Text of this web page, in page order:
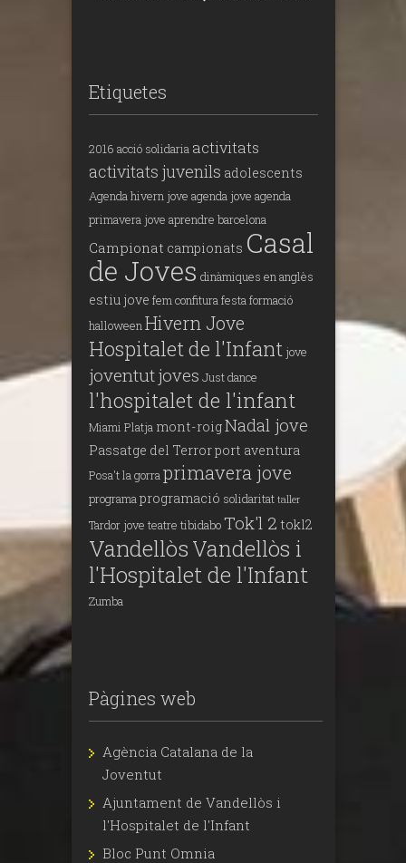
Etiquetes
2016 acció solidaria activitats
activitats juvenils adolescents
Agenda hivern jove agenda jove agenda
primavera jove aprendre barcelona
Campionat campionats Casal
de Joves dinàmiques en anglès
estiu jove fem confitura festa formació
halloween Hivern Jove
Hospitalet de l'Infant jove
joventutjoves Just dance
l'hospitalet de l'infant
Miami Platja mont-roigNadal jove
Passatge del Terrorport aventura
Posa't la gorra primavera jove
programa programació solidaritat taller
Tardor jove teatre tibidaboTok'l 2 tokl2
VandellòsVandellòs i
l'Hospitalet de l'Infant
Zumba
Pàgines web
Agència Catalana de la
Joventut
Ajuntament de Vandellòs i
l'Hospitalet de l'Infant
Bloc Punt Omnia